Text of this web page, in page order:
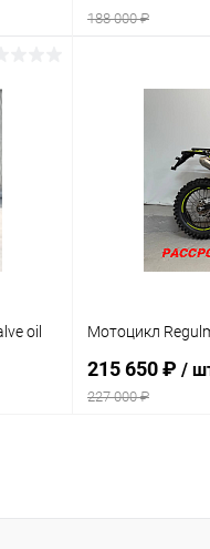
188 000 ₽
В избранное
oil Мотоцикл
215 650 ₽ /
227 000 ₽
Сравнение